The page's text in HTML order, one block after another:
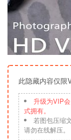
此隐藏内容仅限
升级为VIP
式拥有。
若图包压缩
请勿在线解压。